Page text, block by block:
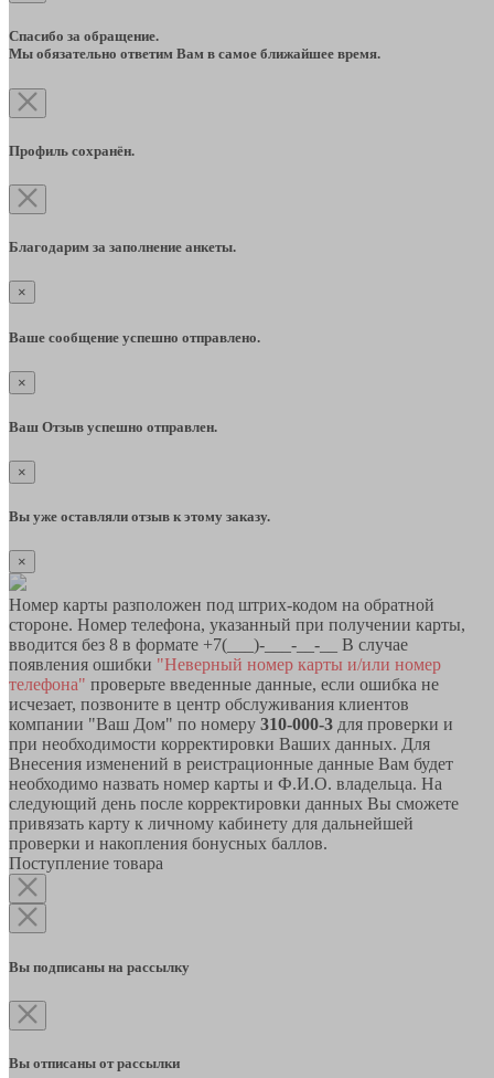
Спасибо за обращение.
Мы обязательно ответим Вам в самое ближайшее время.
Профиль сохранён.
Благодарим за заполнение анкеты.
×
Ваше сообщение успешно отправлено.
×
Ваш Отзыв успешно отправлен.
×
Вы уже оставляли отзыв к этому заказу.
×
Номер карты разположен под штрих-кодом на обратной
стороне. Номер телефона, указанный при получении карты,
вводится без 8 в формате +7(___)-___-__-__ В случае
появления ошибки "Неверный номер карты и/или номер
телефона" проверьте введенные данные, если ошибка не
исчезает, позвоните в центр обслуживания клиентов
компании "Ваш Дом" по номеру 310-000-3 для проверки и
при необходимости корректировки Ваших данных. Для
Внесения изменений в реистрационные данные Вам будет
необходимо назвать номер карты и Ф.И.О. владельца. На
следующий день после корректировки данных Вы сможете
привязать карту к личному кабинету для дальнейшей
проверки и накопления бонусных баллов.
Поступление товара
Вы подписаны на рассылку
Вы отписаны от рассылки